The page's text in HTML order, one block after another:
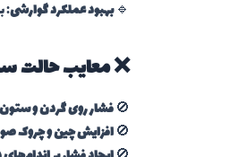
🔹بهبود عملکرد گوارشی:
❌ معایب حالت
🚫فشار روی گردن و
🚫افزایش چین و چروک